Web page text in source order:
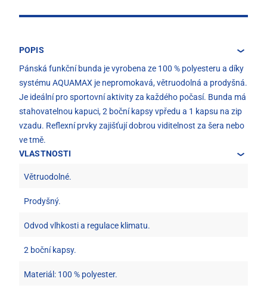
POPIS
Pánská funkční bunda je vyrobena ze 100 % polyesteru a díky
systému AQUAMAX je nepromokavá, větruodolná a prodyšná.
Je ideální pro sportovní aktivity za každého počasí. Bunda má
stahovatelnou kapuci, 2 boční kapsy vpředu a 1 kapsu na zip
vzadu. Reflexní prvky zajišťují dobrou viditelnost za šera nebo
ve tmě.
VLASTNOSTI
Větruodolné.
Prodyšný.
Odvod vlhkosti a regulace klimatu.
2 boční kapsy.
Materiál: 100 % polyester.